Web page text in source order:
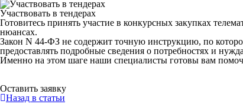
Участвовать в тендерах
Готовитесь принять участие в конкурсных закупках
нюансах.
Закон N 44-ФЗ не содержит точную инструкцию, по
предоставлять подробные сведения о потребностях и
Именно на этом шаге наши специалисты готовы вам
Оставить заявку
Назад в статьи